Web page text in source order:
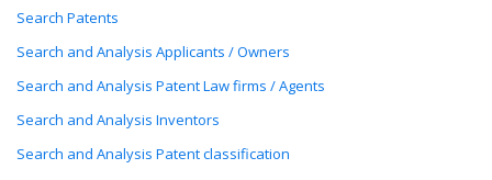
Search Patents
Search and Analysis Applicants / Owners
Search and Analysis Patent Law firms / Agents
Search and Analysis Inventors
Search and Analysis Patent classification